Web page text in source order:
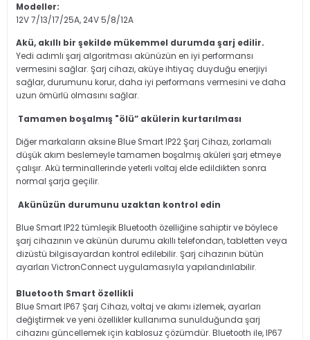
Modeller:
12V 7/13/17/25A, 24V 5/8/12A
Akü, akıllı bir şekilde mükemmel durumda şarj edilir.
Yedi adımlı şarj algoritması akünüzün en iyi performansı
vermesini sağlar. Şarj cihazı, aküye ihtiyaç duyduğu enerjiyi
sağlar, durumunu korur, daha iyi performans vermesini ve daha
uzun ömürlü olmasını sağlar.
Tamamen boşalmış "ölü” akülerin kurtarılması
Diğer markaların aksine Blue Smart IP22 Şarj Cihazı, zorlamalı
düşük akım beslemeyle tamamen boşalmış aküleri şarj etmeye
çalışır. Akü terminallerinde yeterli voltaj elde edildikten sonra
normal şarja geçilir.
Akünüzün durumunu uzaktan kontrol edin
Blue Smart IP22 tümleşik Bluetooth özelliğine sahiptir ve böylece
şarj cihazının ve akünün durumu akıllı telefondan, tabletten veya
dizüstü bilgisayardan kontrol edilebilir. Şarj cihazının bütün
ayarları VictronConnect uygulamasıyla yapılandırılabilir.
Bluetooth Smart özellikli
Blue Smart IP67 Şarj Cihazı, voltaj ve akımı izlemek, ayarları
değiştirmek ve yeni özellikler kullanıma sunulduğunda şarj
cihazını güncellemek için kablosuz çözümdür. Bluetooth ile, IP67